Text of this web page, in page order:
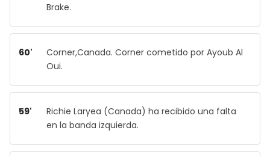
Brake.
60'
Corner,Canada. Corner cometido por Ayoub Al
Oui.
59'
Richie Laryea (Canada) ha recibido una falta
en la banda izquierda.